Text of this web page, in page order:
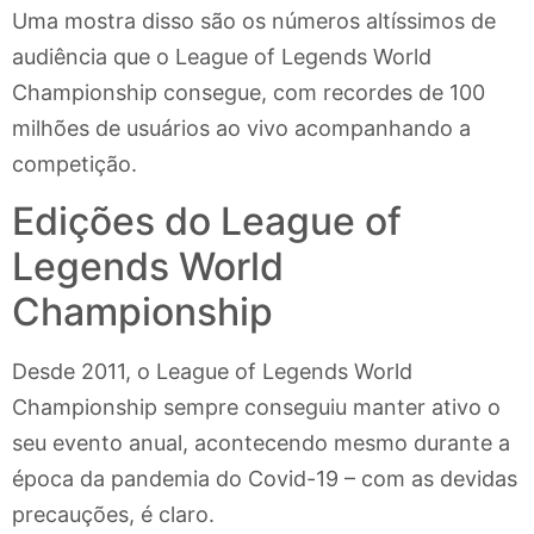
Uma mostra disso são os números altíssimos de
audiência que o League of Legends World
Championship consegue, com recordes de 100
milhões de usuários ao vivo acompanhando a
competição.
Edições do League of
Legends World
Championship
Desde 2011, o League of Legends World
Championship sempre conseguiu manter ativo o
seu evento anual, acontecendo mesmo durante a
época da pandemia do Covid-19 – com as devidas
precauções, é claro.